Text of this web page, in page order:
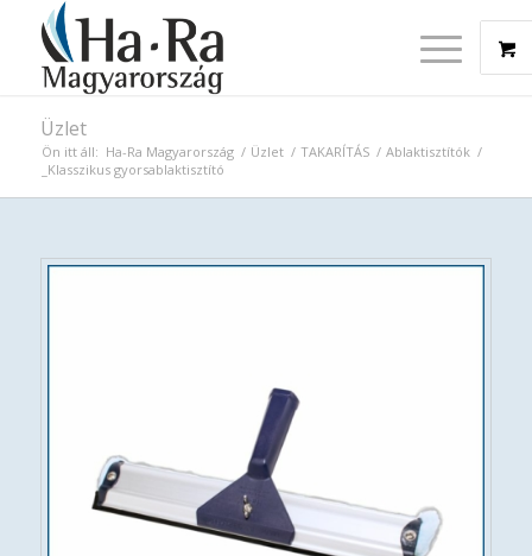
Üzlet
Ön itt áll: Ha-Ra Magyarország / Üzlet / TAKARÍTÁS / Ablaktisztítók /
_Klasszikus gyorsablaktisztító